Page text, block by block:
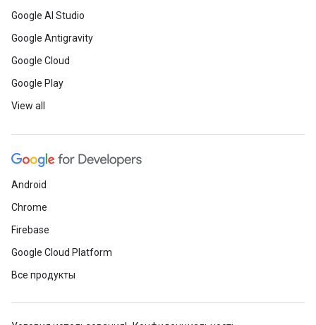
Google AI Studio
Google Antigravity
Google Cloud
Google Play
View all
Android
Chrome
Firebase
Google Cloud Platform
Все продукты